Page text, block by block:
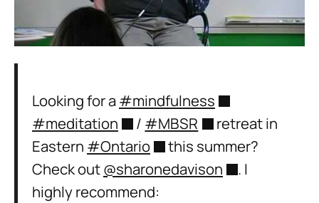
Looking for a#mindfulness
#meditation
/ #MBSR
retreat in
Eastern #Ontario
this summer?
Check out@sharonedavison
. I
highly recommend: